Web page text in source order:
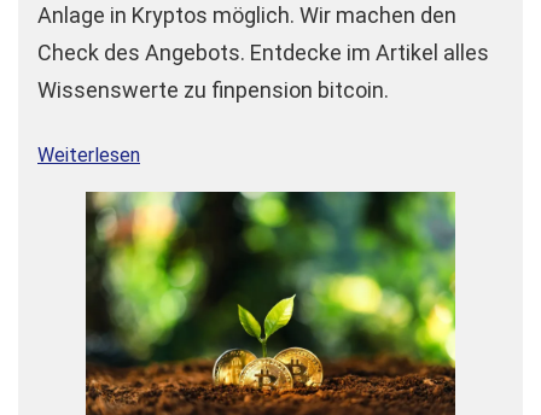
Anlage in Kryptos möglich. Wir machen den
Check des Angebots. Entdecke im Artikel alles
Wissenswerte zu finpension bitcoin.
Weiterlesen